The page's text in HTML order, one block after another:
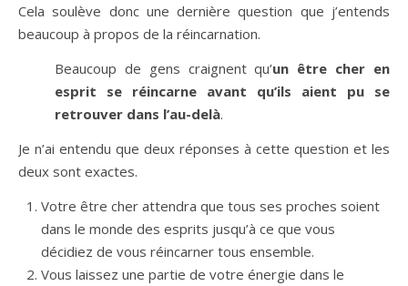
Cela soulève donc une dernière question que j’entends
beaucoup à propos de la réincarnation.
Beaucoup de gens craignent qu’un être cher en
esprit se réincarne avant qu’ils aient pu se
retrouver dans l’au-delà.
Je n’ai entendu que deux réponses à cette question et les
deux sont exactes.
Votre être cher attendra que tous ses proches soient
dans le monde des esprits jusqu’à ce que vous
décidiez de vous réincarner tous ensemble.
Vous laissez une partie de votre énergie dans le